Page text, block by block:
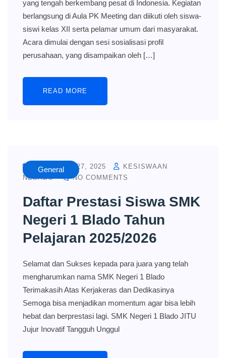
yang tengah berkembang pesat di Indonesia. Kegiatan
berlangsung di Aula PK Meeting dan diikuti oleh siswa-
siswi kelas XII serta pelamar umum dari masyarakat.
Acara dimulai dengan sesi sosialisasi profil
perusahaan, yang disampaikan oleh […]
READ MORE
General
NOVEMBER 27, 2025
KESISWAAN
NESADO
NO COMMENTS
Daftar Prestasi Siswa SMK
Negeri 1 Blado Tahun
Pelajaran 2025/2026
Selamat dan Sukses kepada para juara yang telah
mengharumkan nama SMK Negeri 1 Blado
Terimakasih Atas Kerjakeras dan Dedikasinya
Semoga bisa menjadikan momentum agar bisa lebih
hebat dan berprestasi lagi. SMK Negeri 1 Blado JITU
Jujur Inovatif Tangguh Unggul